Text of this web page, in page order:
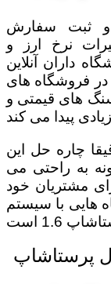
و ثبت سفارش
نرخ ارز و
داران آنلاین
فروشگاه های
های قیمتی و
چاره حل این
به راحتی می
مشتریان خود
هایی با سیستم